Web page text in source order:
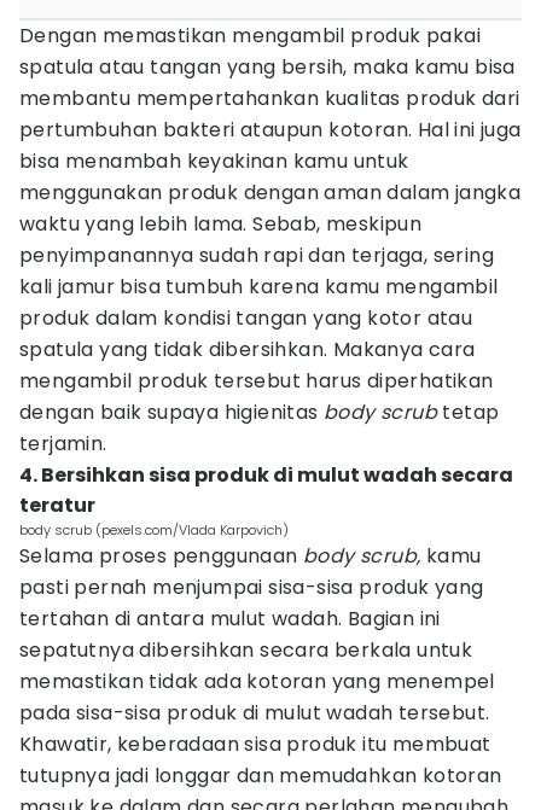
Dengan memastikan mengambil produk pakai
spatula atau tangan yang bersih, maka kamu bisa
membantu mempertahankan kualitas produk dari
pertumbuhan bakteri ataupun kotoran. Hal ini juga
bisa menambah keyakinan kamu untuk
menggunakan produk dengan aman dalam jangka
waktu yang lebih lama. Sebab, meskipun
penyimpanannya sudah rapi dan terjaga, sering
kali jamur bisa tumbuh karena kamu mengambil
produk dalam kondisi tangan yang kotor atau
spatula yang tidak dibersihkan. Makanya cara
mengambil produk tersebut harus diperhatikan
dengan baik supaya higienitas body scrubtetap
terjamin.
4. Bersihkan sisa produk di mulut wadah secara
teratur
body scrub (pexels.com/Vlada Karpovich)
Selama proses penggunaan body scrub, kamu
pasti pernah menjumpai sisa-sisa produk yang
tertahan di antara mulut wadah. Bagian ini
sepatutnya dibersihkan secara berkala untuk
memastikan tidak ada kotoran yang menempel
pada sisa-sisa produk di mulut wadah tersebut.
Khawatir, keberadaan sisa produk itu membuat
tutupnya jadi longgar dan memudahkan kotoran